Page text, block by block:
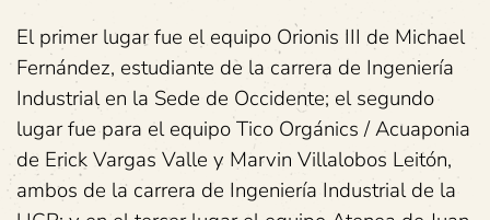
El primer lugar fue el equipo Orionis III de Michael
Fernández, estudiante de la carrera de Ingeniería
Industrial en la Sede de Occidente; el segundo
lugar fue para el equipo Tico Orgánics / Acuaponia
de Erick Vargas Valle y Marvin Villalobos Leitón,
ambos de la carrera de Ingeniería Industrial de la